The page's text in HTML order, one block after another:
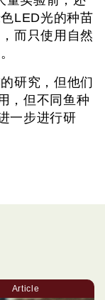
LED光的种苗
而只使用自然
月。
研究，但他们
，但不同鱼种
一步进行研
Article